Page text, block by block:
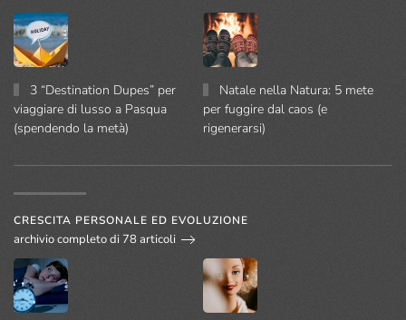
3 “Destination Dupes” per
viaggiare di lusso a Pasqua
(spendendo la metà)
Natale nella Natura: 5 mete
per fuggire dal caos (e
rigenerarsi)
CRESCITA PERSONALE ED EVOLUZIONE
archivio completo di 78 articoli